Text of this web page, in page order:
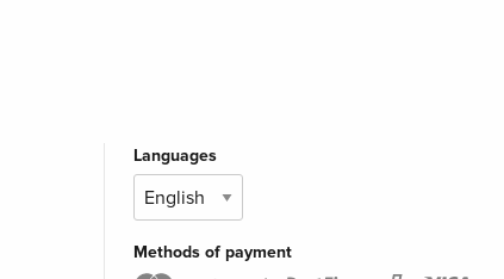
Languages
Methods of payment